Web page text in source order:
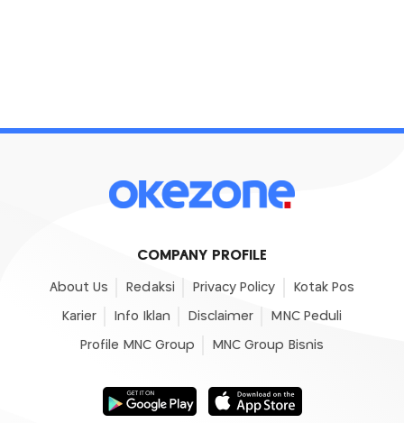
COMPANY PROFILE
About Us Redaksi Privacy Policy Kotak Pos
Karier Info Iklan Disclaimer MNC Peduli
Profile MNC Group MNC Group Bisnis